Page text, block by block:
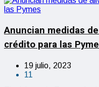
Anuncian medidas
crédito para las
19 julio, 2023
11